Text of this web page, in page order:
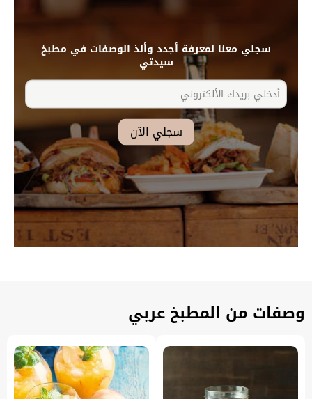
سجلي معنا لمعرفة أجدد وألذ الوصفات في مطبخ
سيدتي
وصفات من المطبخ عربي